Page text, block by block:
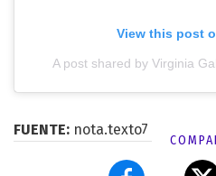
View this post
A post shared by Virginia
FUENTE: nota.texto7